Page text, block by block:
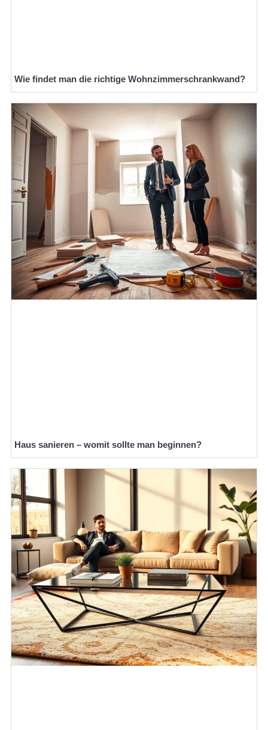
Wie findet man die richtige Wohnzimmerschrankwand?
Haus sanieren – womit sollte man beginnen?